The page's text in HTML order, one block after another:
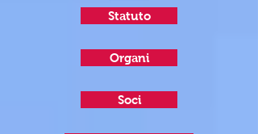
Statuto
Organi
Soci